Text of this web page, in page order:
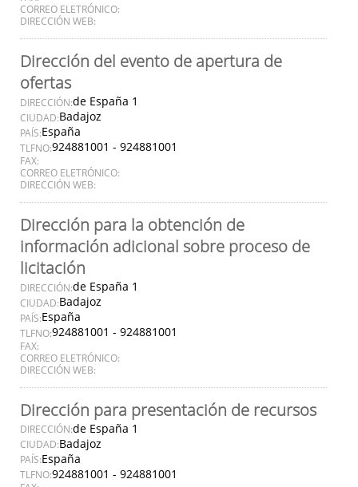
CORREO ELETRÓNICO:
DIRECCIÓN WEB:
Dirección del evento de apertura de
ofertas
DIRECCIÓN:de España 1
CIUDAD:Badajoz
PAÍS:España
TLFNO:924881001 - 924881001
FAX:
CORREO ELETRÓNICO:
DIRECCIÓN WEB:
Dirección para la obtención de
información adicional sobre proceso de
licitación
DIRECCIÓN:de España 1
CIUDAD:Badajoz
PAÍS:España
TLFNO:924881001 - 924881001
FAX:
CORREO ELETRÓNICO:
DIRECCIÓN WEB:
Dirección para presentación de recursos
DIRECCIÓN:de España 1
CIUDAD:Badajoz
PAÍS:España
TLFNO:924881001 - 924881001